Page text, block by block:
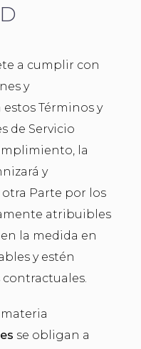
a cumplir con
y
Términos y
de Servicio
la
y
Parte por los
atribuibles
la medida en
y estén
se obligan a